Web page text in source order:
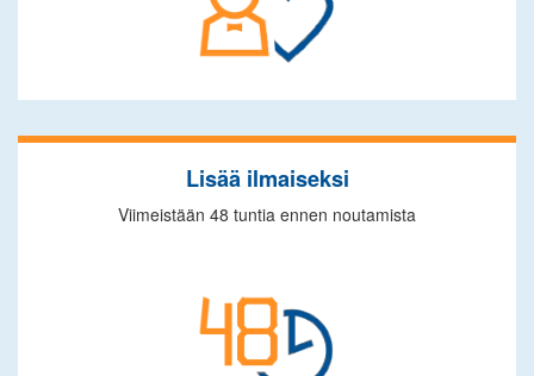
Lisää ilmaiseksi
Viimeistään 48 tuntia ennen noutamista